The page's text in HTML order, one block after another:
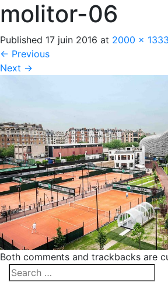
molitor-06
Published 17 juin 2016 at 2000 × 1333
← Previous
Next →
Both comments and trackbacks are